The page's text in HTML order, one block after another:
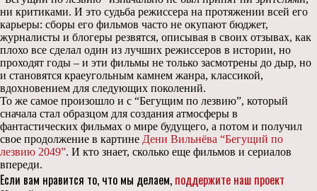
ни критиками. И это судьба режиссера на протяжении всей его
карьеры: сборы его фильмов часто не окупают бюджет,
журналисты и блогеры резвятся, описывая в своих отзывах, как
плохо все сделал один из лучших режиссеров в истории, но
проходят годы – и эти фильмы не только засмотрены до дыр, но
и становятся краеугольным камнем жанра, классикой,
вдохновением для следующих поколений.
То же самое произошло и с “Бегущим по лезвию”, который
сначала стал образцом для создания атмосферы в
фантастических фильмах о мире будущего, а потом и получил
свое продолжение в картине Дени Вильнёва “Бегущий по
лезвию 2049”. И кто знает, сколько еще фильмов и сериалов
впереди.
Если вам нравится то, что мы делаем, поддержите наш проект